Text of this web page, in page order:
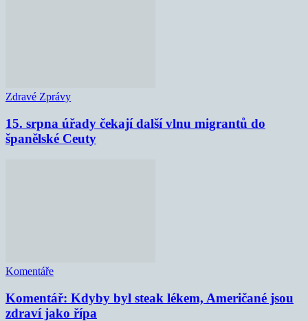
Zdravé Zprávy
15. srpna úřady čekají další vlnu migrantů do
španělské Ceuty
Komentáře
Komentář: Kdyby byl steak lékem, Američané jsou
zdraví jako řípa